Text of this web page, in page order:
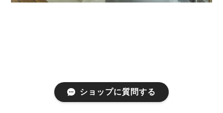
ショップに質問する